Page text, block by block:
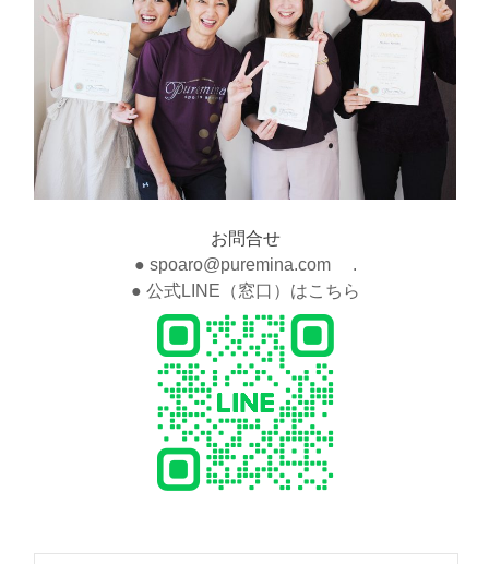
お問合せ
● spoaro@puremina.com .
● 公式LINE（窓口）はこちら